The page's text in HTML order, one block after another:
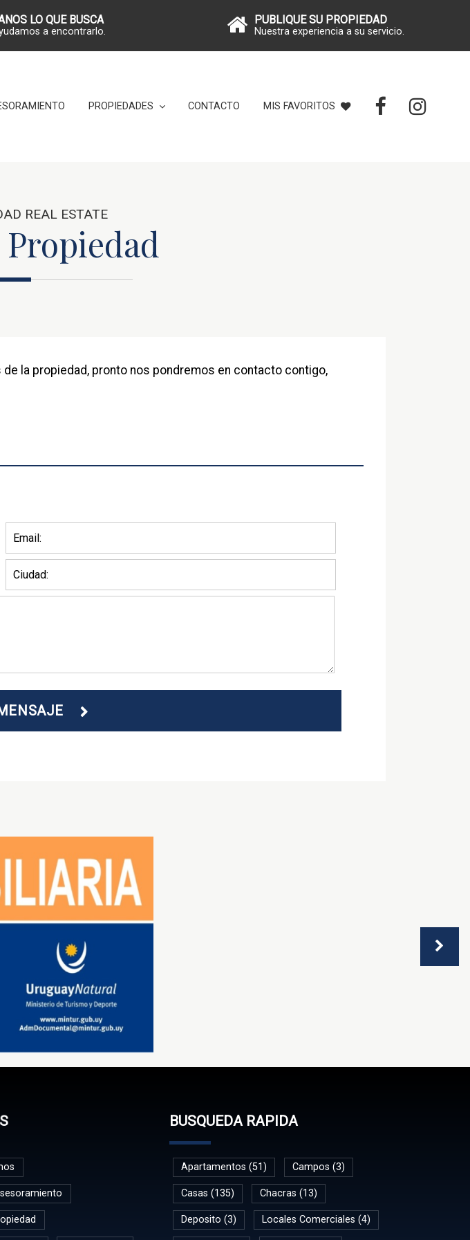
LO QUE BUSCA
a encontrarlo.
PUBLIQUE SU PROPIEDAD
Nuestra experiencia a su servicio.
PROPIEDADES CONTACTO MIS FAVORITOS
REAL ESTATE
la propiedad, pronto nos pondremos en contacto contigo,
BUSQUEDA RAPIDA
Apartamentos (51) Campos (3)
Casas (135) Chacras (13)
Deposito (3) Locales Comerciales (4)